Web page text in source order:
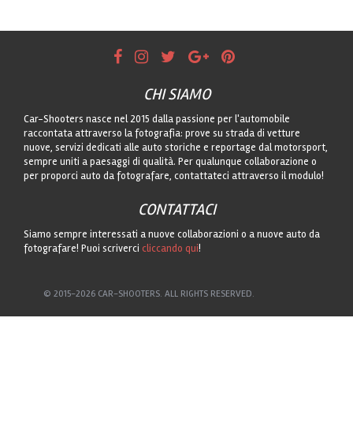
CHI SIAMO
Car-Shooters nasce nel 2015 dalla passione per l'automobile
raccontata attraverso la fotografia: prove su strada di vetture
nuove, servizi dedicati alle auto storiche e reportage dal motorsport,
sempre uniti a paesaggi di qualità. Per qualunque collaborazione o
per proporci auto da fotografare, contattateci attraverso il modulo!
CONTATTACI
Siamo sempre interessati a nuove collaborazioni o a nuove auto da
fotografare! Puoi scriverci cliccando qui!
© 2015-2026 CAR-SHOOTERS. ALL RIGHTS RESERVED.